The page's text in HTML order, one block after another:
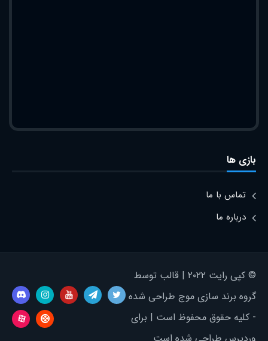
بازی ها
تماس با ما
درباره ما
© کپی رایت ۲۰۲۲ | قالب توسط
گروه برند سازی موج طراحی شده
- کلیه حقوق محفوظ است | برای